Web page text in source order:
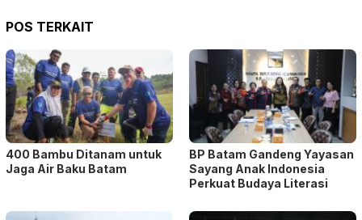
POS TERKAIT
400 Bambu Ditanam untuk
Jaga Air Baku Batam
BP Batam Gandeng Yayasan
Sayang Anak Indonesia
Perkuat Budaya Literasi